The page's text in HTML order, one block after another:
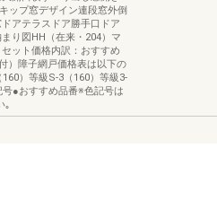
ップ窓デザイン連段窓外倒
アテラスドア勝手口ドア
り図HH（在来・204）マ
格内訳：おすすめ
）障子網戸価格表は以下の
）等級S-3（160）等級3-
●おすすめ品番※色記号は
｡